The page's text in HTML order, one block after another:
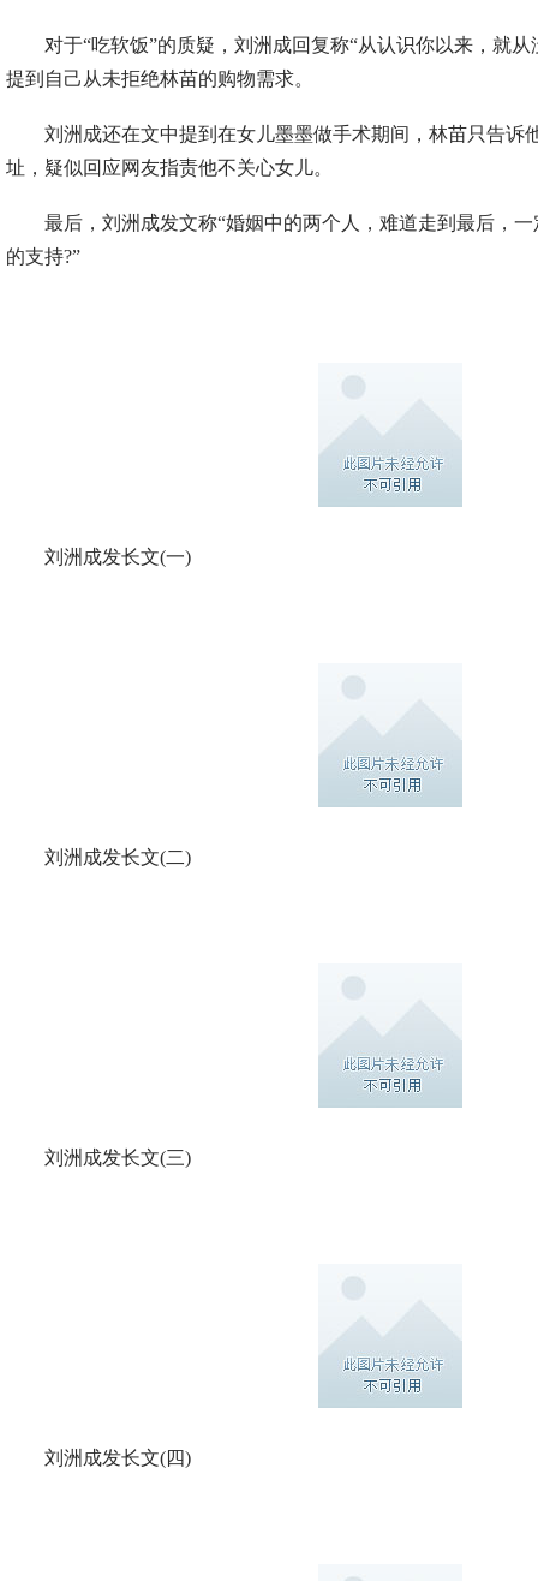
对于“吃软饭”的质疑，刘洲成回复称“从认识你以来，就从
提到自己从未拒绝林苗的购物需求。
刘洲成还在文中提到在女儿墨墨做手术期间，林苗只告诉
址，疑似回应网友指责他不关心女儿。
最后，刘洲成发文称“婚姻中的两个人，难道走到最后，一
的支持?”
刘洲成发长文(一)
刘洲成发长文(二)
刘洲成发长文(三)
刘洲成发长文(四)